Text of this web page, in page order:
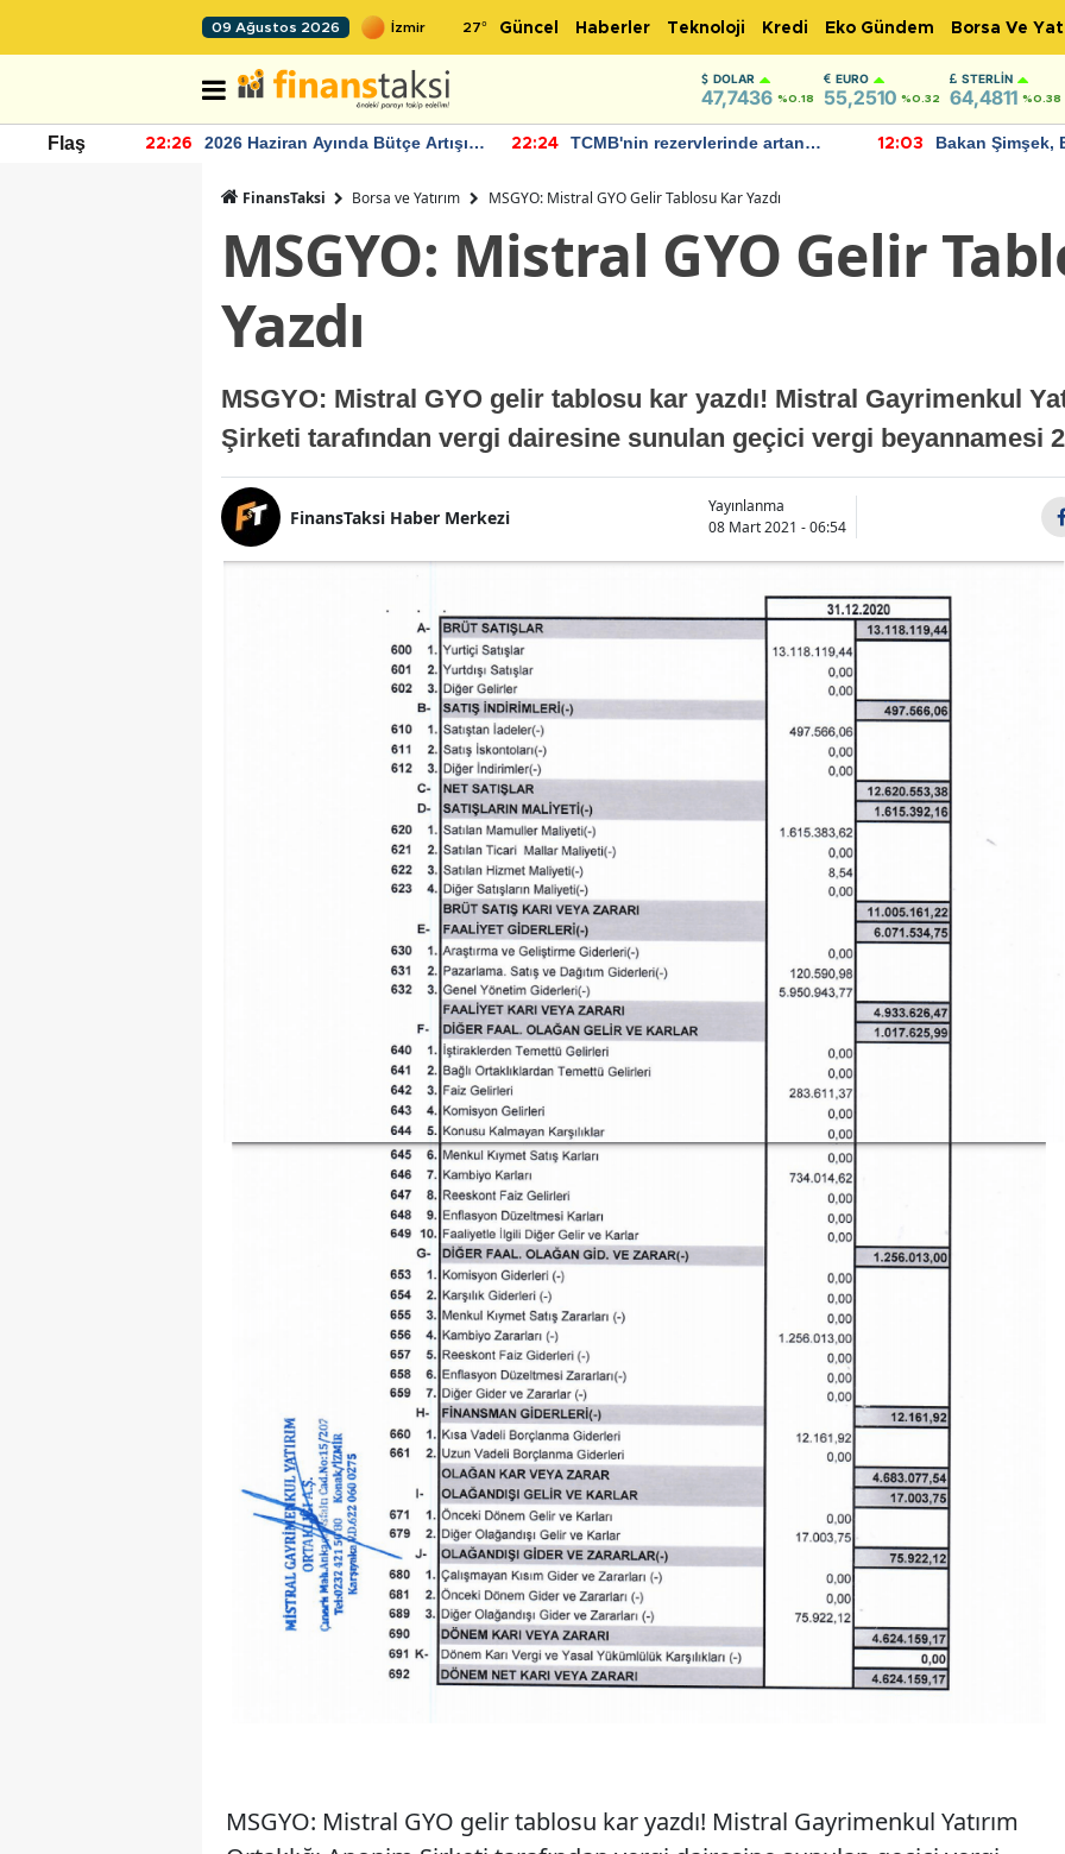
09 Ağustos 2026 27° Güncel Haberler Teknoloji Kredi Eko Gündem Borsa Ve
DOLAR
47,7436 %0.18
EURO
55,2510 %0.32
STERLIN
64,4811 %0.38
Flaş 22:26
2026 Haziran Ayında Bütçe Artışı
22:24
TCMB'nin rezervlerinde artan
12:03
Bakan Şimşek,
FinansTaksi Borsa ve Yatırım MSGYO: Mistral GYO Gelir Tablosu Kar Yazdı
MSGYO: Mistral GYO Gelir
Yazdı
MSGYO: Mistral GYO gelir tablosu kar yazdı! Mistral Gayrimenkul
Şirketi tarafından vergi dairesine sunulan geçici vergi beyannamesi
FinansTaksi Haber Merkezi
Yayınlanma
08 Mart 2021 - 06:54
MSGYO: Mistral GYO gelir tablosu kar yazdı! Mistral Gayrimenkul Yatırım